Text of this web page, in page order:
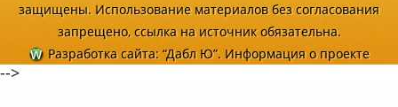
защищены. Использование материалов без согласования
запрещено, ссылка на источник обязательна.
Разработка сайта: “Дабл Ю”. Информация о проекте
-->